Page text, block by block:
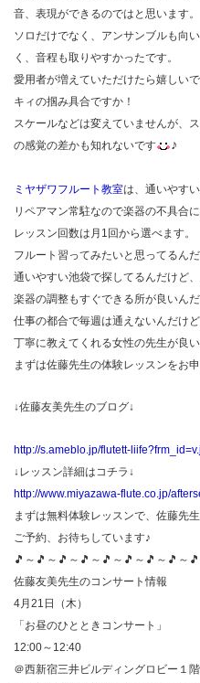
音、表現ができるのではと思います。
ソロだけでなく、アンサンブルも向
く、音程も取りやすかったです。
愛用者が増えていただけたら嬉しいで
キィの掴み具合ですか！
スケールなどは変えていませんが、
の感覚の差かも知れないです
♪
ミヤザワフルート教室は、通いやす
リペアマン常駐なので楽器の不具合
レッスン回数は月1回から選べます。
フルート習ってみたいと思ってるんだ
通いやすい池袋で探してるんだけど、
楽器の調整もすぐできる所が良いんだ
仕事の都合で毎週は通えないんだけど
丁寧に教えてくれる女性の先生が良い
まずは佐藤先生の体験レッスンをお
↓佐藤友美先生のブログ↓
http://s.ameblo.jp/flutett-
↓レッスン詳細はコチラ↓
http://www.miyazawa-flute.co.jp/
まずは無料体験レッスンで、佐藤先
ご予約、お待ちしています♪
🎵～🎵～🎵～🎵～🎵～🎵～🎵～🎵～
佐藤友美先生のコンサート情報
4月21日（木）
「お昼のひとときコンサート」
12:00～12:40
＠西新宿三井ビルディングロビー１階